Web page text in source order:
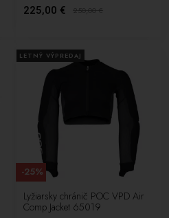
225,00 € 250,00€
LETNÝ VÝPREDAJ
Lyžiarsky chránič POC VPD Air
Comp Jacket 65019
-25%